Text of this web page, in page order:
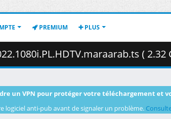
PREMIUM PLUS
( 2.32
un VPN pour protéger votre téléchargement et
logiciel anti-pub avant de signaler un problème.